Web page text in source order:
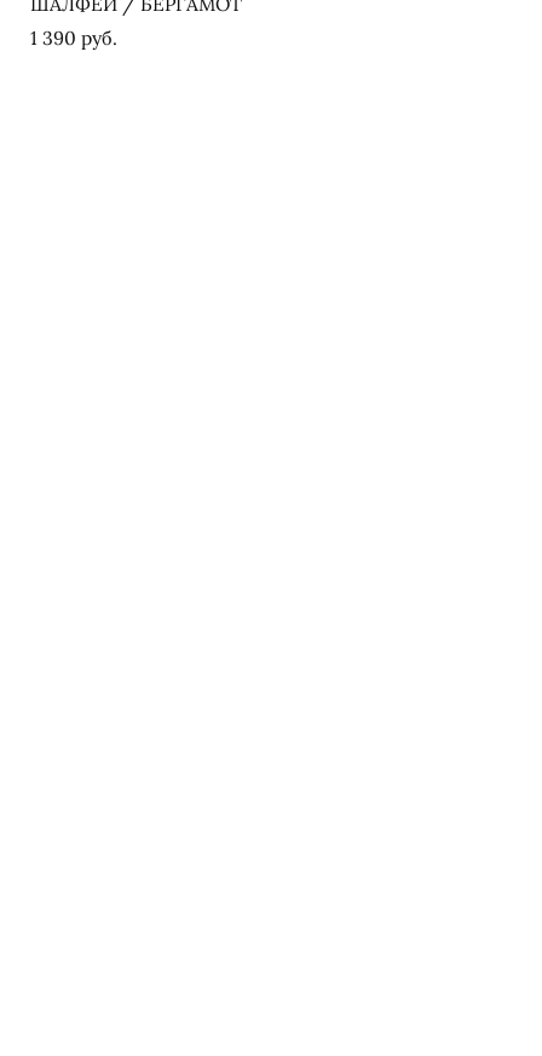
1 390 pуб.